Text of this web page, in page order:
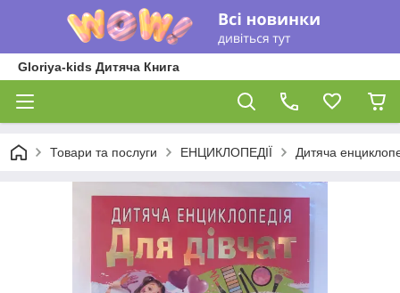
Gloriya-kids Дитяча Книга
Товари та послуги ЕНЦИКЛОПЕДІЇ Дитяча